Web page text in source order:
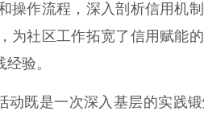
操作流程，深入剖析信用机
为社区工作拓宽了信用赋能
验。
既是一次深入基层的实践